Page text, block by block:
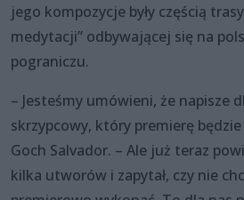
jego kompozycje były częścią
medytacji” odbywającej się na
pograniczu.
– Jesteśmy umówieni, że napisze
skrzypcowy, który premierę
Goch Salvador. – Ale już teraz
kilka utworów i zapytał, czy nie